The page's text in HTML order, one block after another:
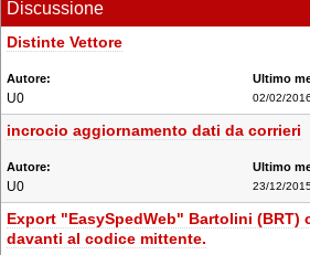
Discussione
Distinte Vettore
U0 02/02/
incrocio aggiornamento dati da corrieri
U0 23/12/
Export "EasySpedWeb" Bartolini (BRT)
davanti al codice mittente.